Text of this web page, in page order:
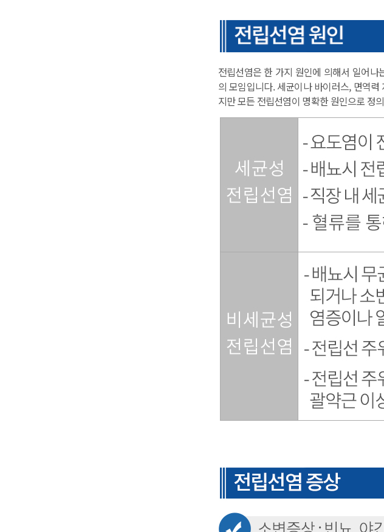
전립선염은 한 가지 원인에 의해서 일어
의 모임입니다. 세균이나 바이러스, 면역
지만 모든 전립선염이 명확한 원인으로 정